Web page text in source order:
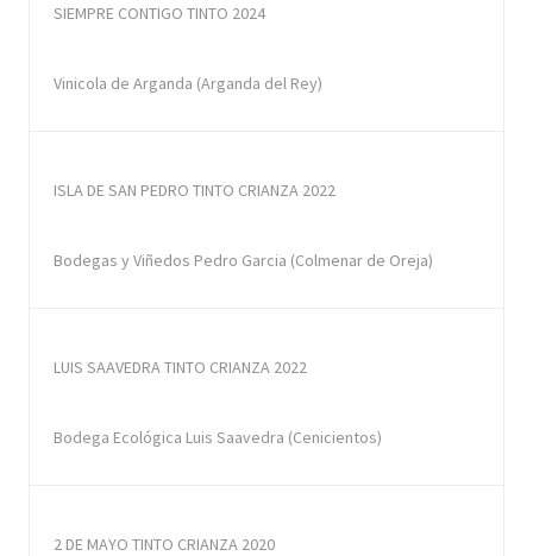
SIEMPRE CONTIGO TINTO 2024
Vinicola de Arganda (Arganda del Rey)
ISLA DE SAN PEDRO TINTO CRIANZA 2022
Bodegas y Viñedos Pedro Garcia (Colmenar de Oreja)
LUIS SAAVEDRA TINTO CRIANZA 2022
Bodega Ecológica Luis Saavedra (Cenicientos)
2 DE MAYO TINTO CRIANZA 2020